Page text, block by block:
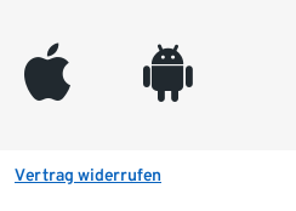
appleinc android
Vertrag widerrufen